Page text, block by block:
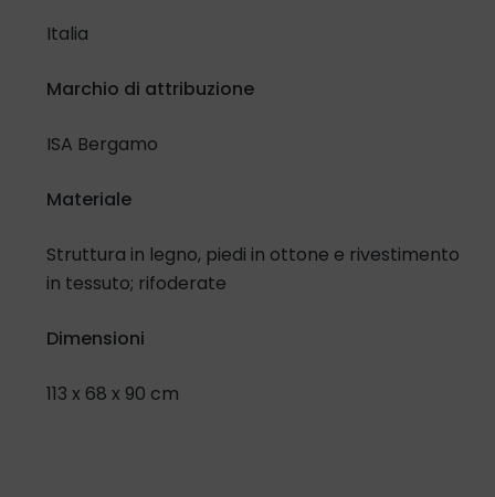
Italia
Marchio di attribuzione
ISA Bergamo
Materiale
Struttura in legno, piedi in ottone e rivestimento
in tessuto; rifoderate
Dimensioni
113 x 68 x 90 cm